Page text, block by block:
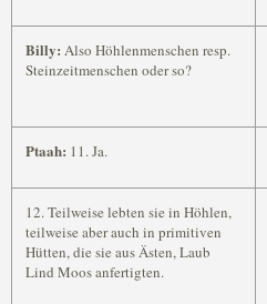
Billy: Also Höhlenmenschen resp.
Steinzeitmenschen oder so?
Ptaah: 11. Ja.
12. Teilweise lebten sie in Höhlen,
teilweise aber auch in primitiven
Hütten, die sie aus Ästen, Laub
Lind Moos anfertigten.